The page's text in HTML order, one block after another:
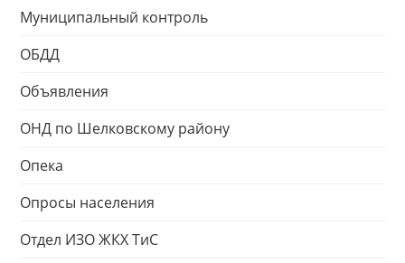
Муниципальный контроль
ОБДД
Объявления
ОНД по Шелковскому району
Опека
Опросы населения
Отдел ИЗО ЖКХ ТиС